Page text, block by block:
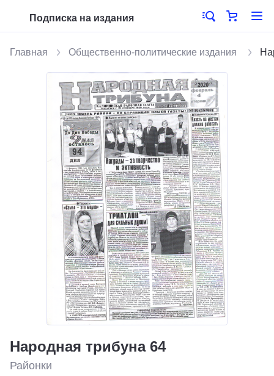
Подписка на издания
Главная Общественно-политические издания
Народная трибуна 64
Районки